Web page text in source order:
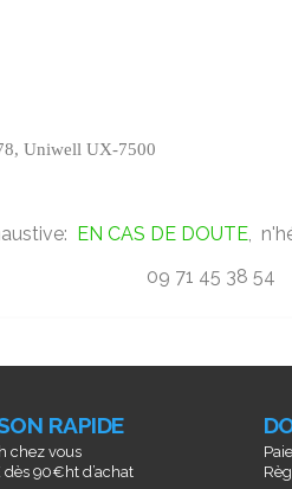
Uniwell UX-7500
EN CAS DE DOUTE,
09 71 45 38 54
RAPIDE
chez vous
dès 90€ht d’achat